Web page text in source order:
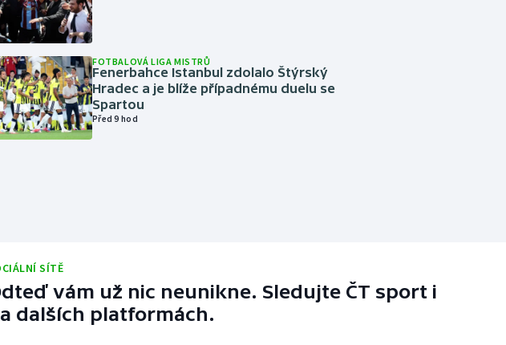
FOTBALOVÁ LIGA MISTRŮ
Fenerbahce Istanbul zdolalo Štýrský
Hradec a je blíže případnému duelu se
Spartou
Před 9 hod
SÍTĚ
vám už nic neunikne. Sledujte ČT sport i
dalších platformách.